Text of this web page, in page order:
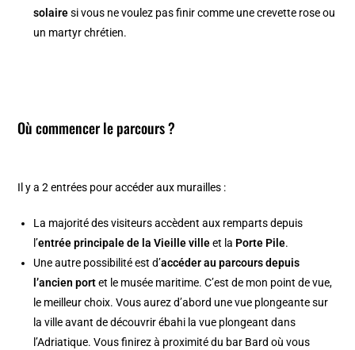
solairesi vous ne voulez pas finir comme une crevette rose ou
un martyr chrétien.
Où commencer le parcours ?
Il y a 2 entrées pour accéder aux murailles :
La majorité des visiteurs accèdent aux remparts depuis
l’entrée principale de la Vieille villeet la Porte Pile.
Une autre possibilité est d’accéder au parcours depuis
l’ancien portet le musée maritime. C’est de mon point de vue,
le meilleur choix. Vous aurez d’abord une vue plongeante sur
la ville avant de découvrir ébahi la vue plongeant dans
l’Adriatique. Vous finirez à proximité du bar Bard où vous